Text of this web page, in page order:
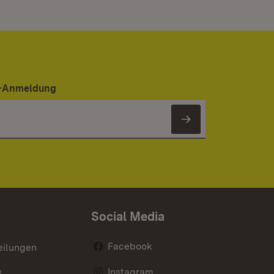
Newsletter
Social Media
Facebook